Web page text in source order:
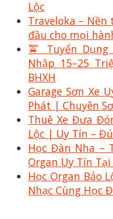
Lộc
Traveloka –
đầu cho mọi
🚖 Tuyển Dụng
Nhập 15–25
BHXH
Garage Sơn Xe
Phát | Chuyên
Thuê Xe Đưa
Lộc | Uy Tín –
Học Đàn Nha –
Organ Uy Tín
Học Organ Bảo
Nhạc Cùng Học